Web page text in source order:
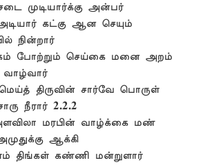
முடியார்க்கு அன்பர்
கட்கு ஆன செயும்
நின்றார்
போற்றும் செய்கை மனை அறம்
வாழ்வார்
திருவின் சார்வே பொருள்
நீரார் 2.2.2
மரபின் வாழ்க்கை மண்
ஆக்கி
திங்கள் கண்ணி மன்றுளார்